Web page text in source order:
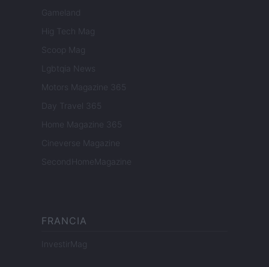
Gameland
Hig Tech Mag
Scoop Mag
Lgbtqia News
Motors Magazine 365
Day Travel 365
Home Magazine 365
Cineverse Magazine
SecondHomeMagazine
FRANCIA
InvestirMag